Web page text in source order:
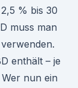
% bis 30
muss man
enthält – je
nun ein